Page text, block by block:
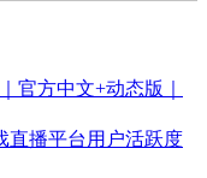
官方中文+动态版｜
直播平台用户活跃度